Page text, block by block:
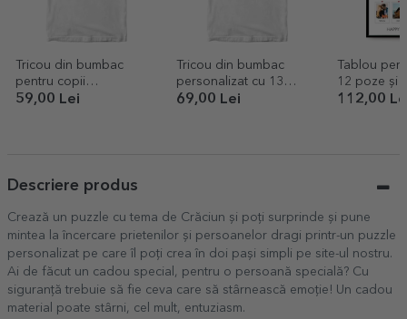
Tricou din bumbac
pentru copii
personalizat cu text
59,00 Lei
Tricou din bumbac
personalizat cu 13
poze și mesaj - 40 de
69,00 Lei
Tablou
12 poze și
memories
112,00
Descriere produs
Crează un puzzle cu tema de Crăciun și poți surprinde și pune
mintea la încercare prietenilor și persoanelor dragi printr-un puzzle
personalizat pe care îl poți crea în doi pași simpli pe site-ul nostru.
Ai de făcut un cadou special, pentru o persoană specială? Cu
siguranță trebuie să fie ceva care să stârnească emoție! Un cadou
material poate stârni, cel mult, entuziasm.